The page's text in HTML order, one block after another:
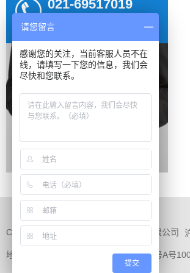
021-69517019
021-69571079
Copyright © 2021 上海希杰电子工程有限公司
地址：上海市青浦区徐泾镇明珠路1018号A
请您留言
感谢您的关注，当前客服人员不在
线，请填写一下您的信息，我们会
尽快和您联系。
提交